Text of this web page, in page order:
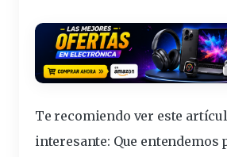
Te recomiendo ver este
interesante: Que entendemos